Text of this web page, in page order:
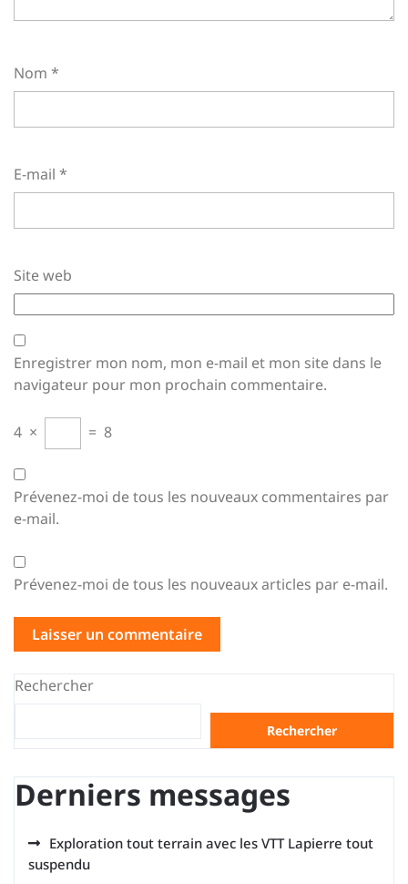
Nom *
E-mail *
Site web
Enregistrer mon nom, mon e-mail et mon site dans le
navigateur pour mon prochain commentaire.
4 × = 8
Prévenez-moi de tous les nouveaux commentaires par
e-mail.
Prévenez-moi de tous les nouveaux articles par e-mail.
Rechercher
Rechercher
Derniers messages
Exploration tout terrain avec les VTT Lapierre tout
suspendu